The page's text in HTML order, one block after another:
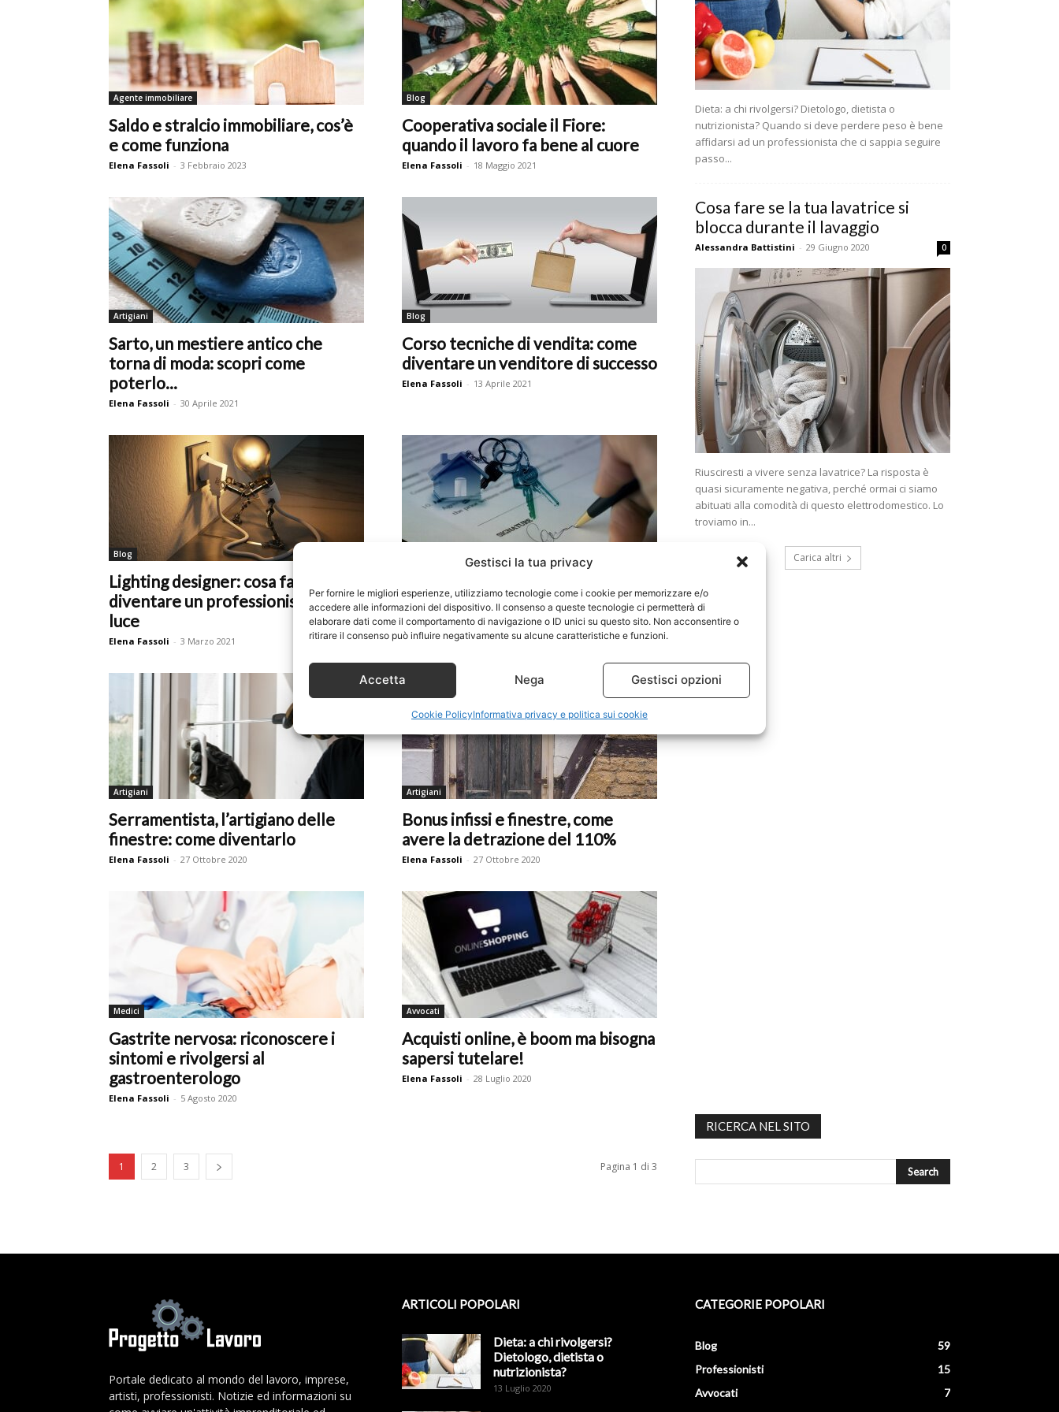
Gestisci la tua privacy
Per fornire le migliori esperienze, utilizziamo tecnologie come i cookie per memorizzare e/o
accedere alle informazioni del dispositivo. Il consenso a queste tecnologie ci permetterà di
elaborare dati come il comportamento di navigazione o ID unici su questo sito. Non acconsentire o
ritirare il consenso può influire negativamente su alcune caratteristiche e funzioni.
Accetta Nega Gestisci opzioni
Cookie PolicyInformativa privacy e politica sui cookie
Agente immobiliare
Saldo e stralcio immobiliare, cos’è
e come funziona
Elena Fassoli - 3 Febbraio 2023
Blog
Cooperativa sociale il Fiore:
quando il lavoro fa bene al cuore
Elena Fassoli - 18 Maggio 2021
Artigiani
Sarto, un mestiere antico che
torna di moda: scopri come
poterlo...
Elena Fassoli - 30 Aprile 2021
Blog
Corso tecniche di vendita: come
diventare un venditore di successo
Elena Fassoli - 13 Aprile 2021
Blog
Lighting designer: cosa fa e come
diventare un professionista della
luce
Elena Fassoli - 3 Marzo 2021
immobiliare: studi da fare e
opportunità lavorative
Elena Fassoli - 30 Ottobre 2020
Artigiani
Serramentista, l’artigiano delle
finestre: come diventarlo
Elena Fassoli - 27 Ottobre 2020
Artigiani
Bonus infissi e finestre, come
avere la detrazione del 110%
Elena Fassoli - 27 Ottobre 2020
Medici
Gastrite nervosa: riconoscere i
sintomi e rivolgersi al
gastroenterologo
Elena Fassoli - 5 Agosto 2020
Avvocati
Acquisti online, è boom ma bisogna
sapersi tutelare!
Elena Fassoli - 28 Luglio 2020
1 2 3 Pagina 1 di 3
Dieta: a chi rivolgersi? Dietologo, dietista o
nutrizionista? Quando si deve perdere peso è bene
affidarsi ad un professionista che ci sappia seguire
passo...
Cosa fare se la tua lavatrice si
blocca durante il lavaggio
Alessandra Battistini - 29 Giugno 2020 0
Riusciresti a vivere senza lavatrice? La risposta è
quasi sicuramente negativa, perché ormai ci siamo
abituati alla comodità di questo elettrodomestico. Lo
troviamo in...
Carica altri
RICERCA NEL SITO
Portale dedicato al mondo del lavoro, imprese,
artisti, professionisti. Notizie ed informazioni su
ARTICOLI POPOLARI
Dieta: a chi rivolgersi?
Dietologo, dietista o
nutrizionista?
13 Luglio 2020
CATEGORIE POPOLARI
Blog
59
Professionisti
15
Avvocati
7